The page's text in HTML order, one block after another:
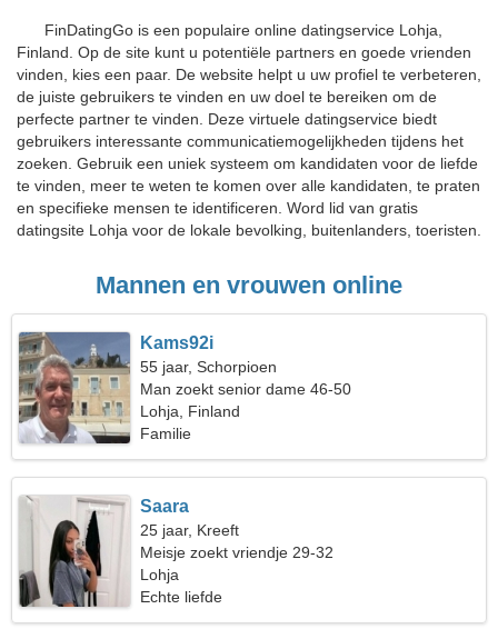
FinDatingGo is een populaire online datingservice Lohja,
Finland. Op de site kunt u potentiële partners en goede vrienden
vinden, kies een paar. De website helpt u uw profiel te verbeteren,
de juiste gebruikers te vinden en uw doel te bereiken om de
perfecte partner te vinden. Deze virtuele datingservice biedt
gebruikers interessante communicatiemogelijkheden tijdens het
zoeken. Gebruik een uniek systeem om kandidaten voor de liefde
te vinden, meer te weten te komen over alle kandidaten, te praten
en specifieke mensen te identificeren. Word lid van gratis
datingsite Lohja voor de lokale bevolking, buitenlanders, toeristen.
Mannen en vrouwen online
Kams92i
55 jaar, Schorpioen
Man zoekt senior dame 46-50
Lohja, Finland
Familie
Saara
25 jaar, Kreeft
Meisje zoekt vriendje 29-32
Lohja
Echte liefde